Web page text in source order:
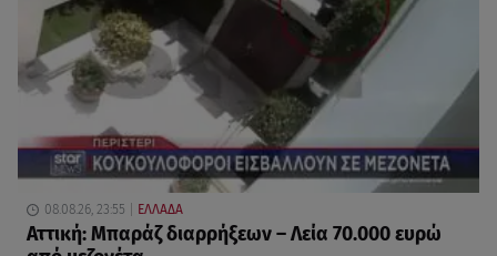
08.08.26, 23:55 ΕΛΛΑΔΑ
Αττική: Μπαράζ διαρρήξεων – Λεία 70.000 ευρώ